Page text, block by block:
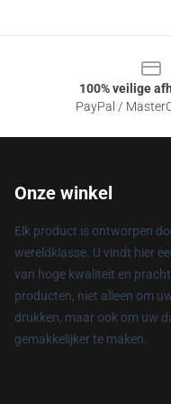
100% veilige
PayPal /
Onze winkel
Elk product is ontworpen
wereldklasse. U vindt hier
van hoge kwaliteit en
producten, niet alleen om
drukken, maar ook om uw
gemakkelijker te maken.